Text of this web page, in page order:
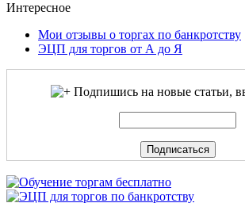
Интересное
Мои отзывы о торгах по банкротству
ЭЦП для торгов от А до Я
Подпишись на новые статьи,